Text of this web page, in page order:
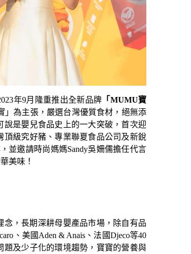
年9月隆重推出全新品牌 「MUMU寶
」為主張，嚴選台灣優質食材，絕無添
是嬰兒食品史上的一大突破，首次迎
級究好豬、專業聯夏食品公司及新銳
並邀請時尚媽媽Sandy吳姍儒擔任代言
美味！
念，長期深耕母嬰產品市場，除自有品
、美國Aden & Anais、法國Djeco等40
題及少子化的環境趨勢，寶寶的營養與